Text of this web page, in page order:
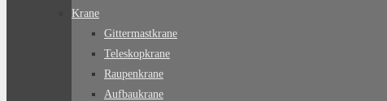
Krane
Gittermastkrane
Teleskopkrane
Raupenkrane
Aufbaukrane